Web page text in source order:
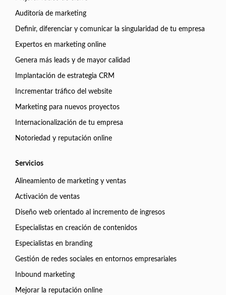
Auditoría de marketing
Definir, diferenciar y comunicar la singularidad de tu empresa
Expertos en marketing online
Genera más leads y de mayor calidad
Implantación de estrategia CRM
Incrementar tráfico del website
Marketing para nuevos proyectos
Internacionalización de tu empresa
Notoriedad y reputación online
Servicios
Alineamiento de marketing y ventas
Activación de ventas
Diseño web orientado al incremento de ingresos
Especialistas en creación de contenidos
Especialistas en branding
Gestión de redes sociales en entornos empresariales
Inbound marketing
Mejorar la reputación online